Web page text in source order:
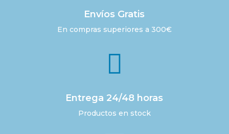
Envíos Gratis
En compras superiores a 300€

Entrega 24/48 horas
Productos en stock